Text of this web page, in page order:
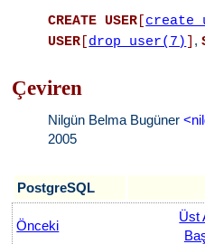
CREATE USER
USER drop_user(7) ,
Çeviren
Nilgün Belma Bugüner
2005
PostgreSQL
Önceki
Üst